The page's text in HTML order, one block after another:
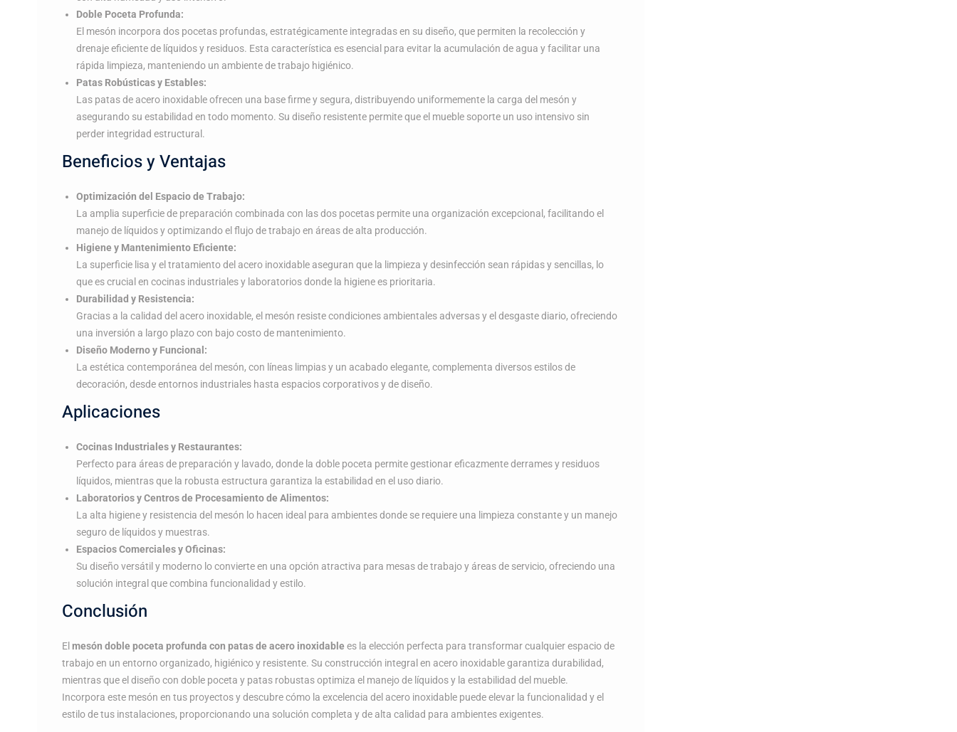
Doble Poceta Profunda:
El mesón incorpora dos pocetas profundas, estratégicamente integradas en su diseño, que permiten la recolección y
drenaje eficiente de líquidos y residuos. Esta característica es esencial para evitar la acumulación de agua y facilitar una
rápida limpieza, manteniendo un ambiente de trabajo higiénico.
Patas Robústicas y Estables:
Las patas de acero inoxidable ofrecen una base firme y segura, distribuyendo uniformemente la carga del mesón y
asegurando su estabilidad en todo momento. Su diseño resistente permite que el mueble soporte un uso intensivo sin
perder integridad estructural.
Beneficios y Ventajas
Optimización del Espacio de Trabajo:
La amplia superficie de preparación combinada con las dos pocetas permite una organización excepcional, facilitando el
manejo de líquidos y optimizando el flujo de trabajo en áreas de alta producción.
Higiene y Mantenimiento Eficiente:
La superficie lisa y el tratamiento del acero inoxidable aseguran que la limpieza y desinfección sean rápidas y sencillas, lo
que es crucial en cocinas industriales y laboratorios donde la higiene es prioritaria.
Durabilidad y Resistencia:
Gracias a la calidad del acero inoxidable, el mesón resiste condiciones ambientales adversas y el desgaste diario, ofreciendo
una inversión a largo plazo con bajo costo de mantenimiento.
Diseño Moderno y Funcional:
La estética contemporánea del mesón, con líneas limpias y un acabado elegante, complementa diversos estilos de
decoración, desde entornos industriales hasta espacios corporativos y de diseño.
Aplicaciones
Cocinas Industriales y Restaurantes:
Perfecto para áreas de preparación y lavado, donde la doble poceta permite gestionar eficazmente derrames y residuos
líquidos, mientras que la robusta estructura garantiza la estabilidad en el uso diario.
Laboratorios y Centros de Procesamiento de Alimentos:
La alta higiene y resistencia del mesón lo hacen ideal para ambientes donde se requiere una limpieza constante y un manejo
seguro de líquidos y muestras.
Espacios Comerciales y Oficinas:
Su diseño versátil y moderno lo convierte en una opción atractiva para mesas de trabajo y áreas de servicio, ofreciendo una
solución integral que combina funcionalidad y estilo.
Conclusión
Elmesón doble poceta profunda con patas de acero inoxidable es la elección perfecta para transformar cualquier espacio de
trabajo en un entorno organizado, higiénico y resistente. Su construcción integral en acero inoxidable garantiza durabilidad,
mientras que el diseño con doble poceta y patas robustas optimiza el manejo de líquidos y la estabilidad del mueble.
Incorpora este mesón en tus proyectos y descubre cómo la excelencia del acero inoxidable puede elevar la funcionalidad y el
estilo de tus instalaciones, proporcionando una solución completa y de alta calidad para ambientes exigentes.